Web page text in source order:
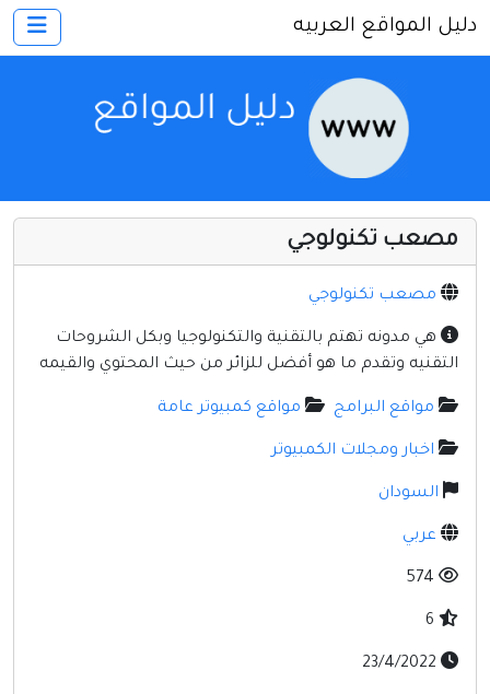
اتصل بنا
أخرى ومنوعه
إنترنت وشبكات
الأسرة والترفيه
كمبيوتر وبرامج
منتديات
مواقع إخباريه
دليل المواقع العربيه
مصعب تكنولوجي
مصعب تكنولوجي
هي مدونه تهتم بالتقنية والتكنولوجيا وبكل الشروحات
التقنيه وتقدم ما هو أفضل للزائر من حيث المحتوي والقيمه
مواقع البرامج مواقع كمبيوتر عامة
اخبار ومجلات الكمبيوتر
السودان
عربي